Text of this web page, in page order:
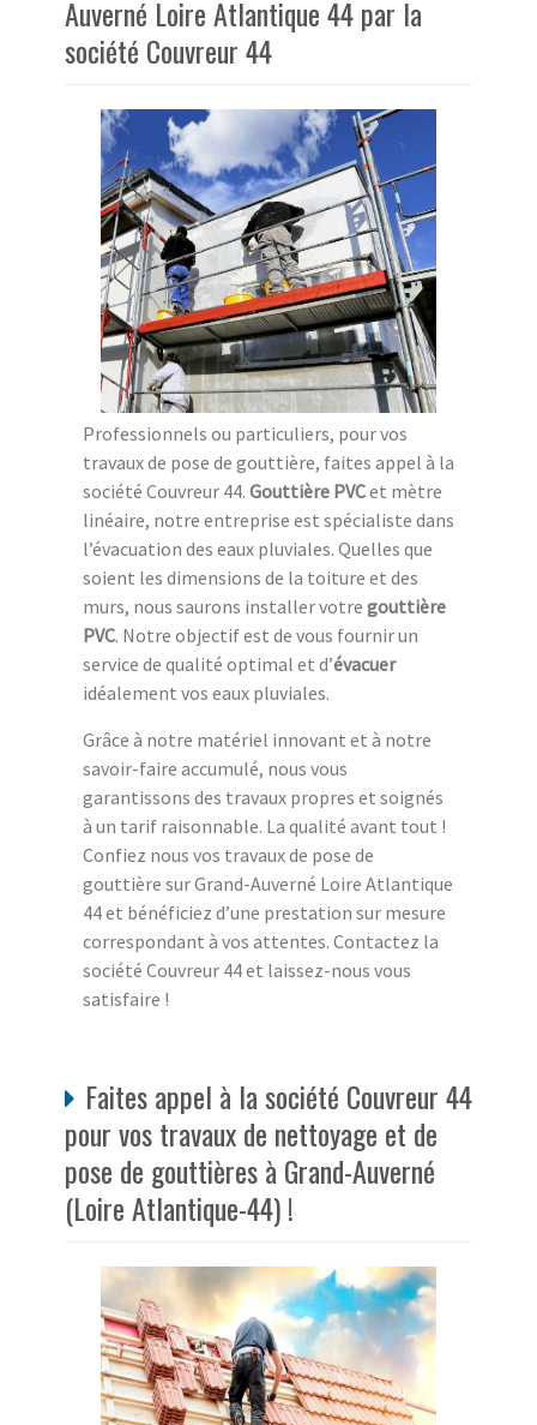
Auverné Loire Atlantique 44 par la
société Couvreur 44
Professionnels ou particuliers, pour vos
travaux de pose de gouttière, faites appel à la
société Couvreur 44. Gouttière PVCet mètre
linéaire, notre entreprise est spécialiste dans
l’évacuation des eaux pluviales. Quelles que
soient les dimensions de la toiture et des
murs, nous saurons installer votre gouttière
PVC. Notre objectif est de vous fournir un
service de qualité optimal et d’évacuer
idéalement vos eaux pluviales.
Grâce à notre matériel innovant et à notre
savoir-faire accumulé, nous vous
garantissons des travaux propres et soignés
à un tarif raisonnable. La qualité avant tout !
Confiez nous vos travaux de pose de
gouttière sur Grand-Auverné Loire Atlantique
44 et bénéficiez d’une prestation sur mesure
correspondant à vos attentes. Contactez la
société Couvreur 44 et laissez-nous vous
satisfaire !
Faites appel à la société Couvreur 44
pour vos travaux de nettoyage et de
pose de gouttières à Grand-Auverné
(Loire Atlantique-44) !